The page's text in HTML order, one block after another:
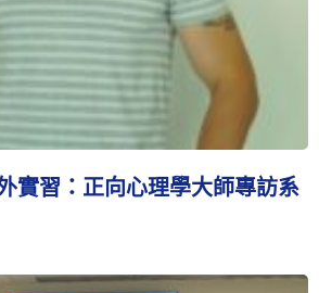
實習：正向心理學大師專訪系